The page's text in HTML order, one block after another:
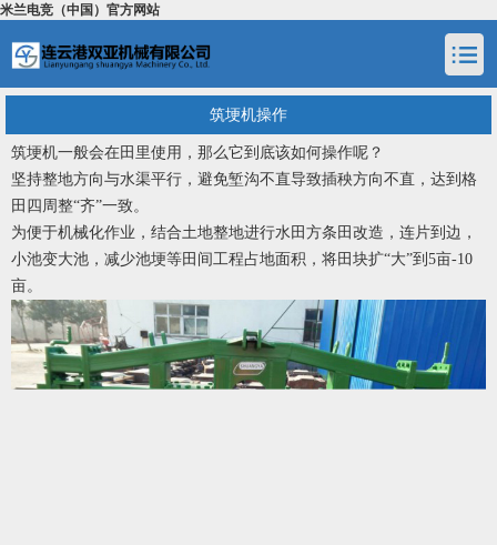
米兰电竞（中国）官方网站
筑埂机操作
筑埂机一般会在田里使用，那么它到底该如何操作呢？
坚持整地方向与水渠平行，避免堑沟不直导致插秧方向不直，达到格
田四周整“齐”一致。
为便于机械化作业，结合土地整地进行水田方条田改造，连片到边，
小池变大池，减少池埂等田间工程占地面积，将田块扩“大”到5亩-10
亩。